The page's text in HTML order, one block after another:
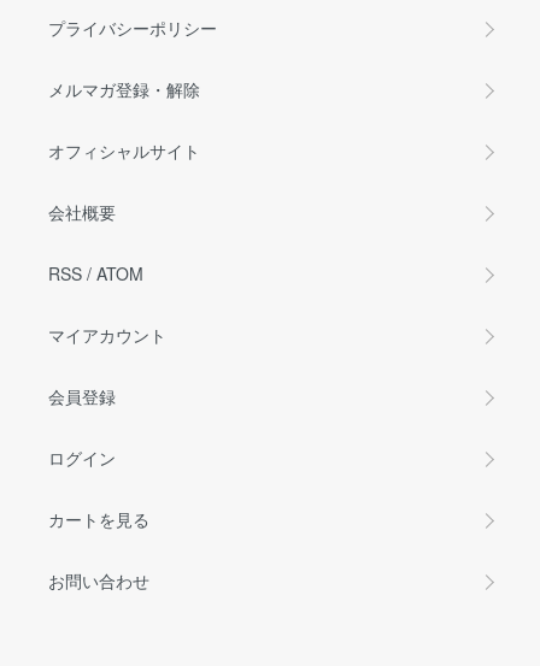
プライバシーポリシー
メルマガ登録・解除
オフィシャルサイト
会社概要
RSS / ATOM
マイアカウント
会員登録
ログイン
カートを見る
お問い合わせ